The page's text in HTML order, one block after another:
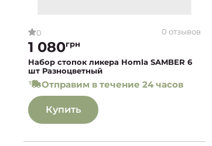
0 0 отзывов
1 080грн
Набор стопок ликера Homla SAMBER 6
шт Разноцветный
Отправим в течение 24 часов
Купить